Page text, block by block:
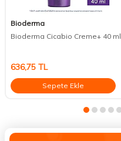
Bioderma
Bioderma Cicabio Creme+ 40 ml
636,75 TL
Sepete Ekle